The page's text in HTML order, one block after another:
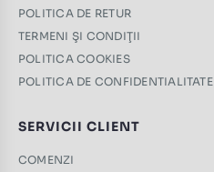
POLITICA DE RETUR
TERMENI ŞI CONDIŢII
POLITICA COOKIES
POLITICA DE CONFIDENTIALITATE
SERVICII CLIENT
COMENZI